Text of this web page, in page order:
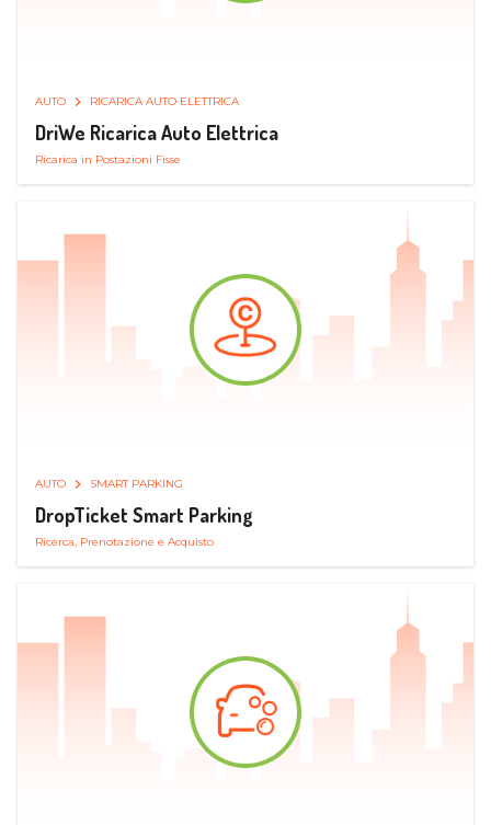
AUTO RICARICA AUTO ELETTRICA
DriWe Ricarica Auto Elettrica
Ricarica in Postazioni Fisse
AUTO SMART PARKING
DropTicket Smart Parking
Ricerca, Prenotazione e Acquisto